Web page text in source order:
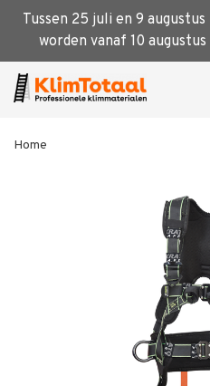
Tussen 25 juli en 9
worden vanaf 10
Home